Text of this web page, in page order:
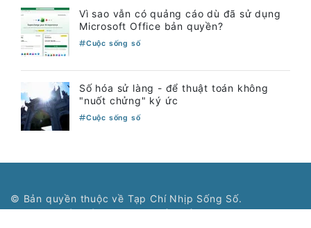
Vì sao vẫn có quảng cáo dù đã sử dụng
Microsoft Office bản quyền?
Cuộc sống số
Số hóa sử làng - để thuật toán không
"nuốt chửng" ký ức
Cuộc sống số
© Bản quyền thuộc về Tạp Chí Nhịp Sống Số.
Cơ quan chủ quản: Hiệp hội Phần mềm và Dịch vụ CNTT